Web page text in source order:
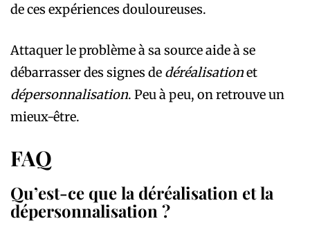
de ces expériences douloureuses.
Attaquer le problème à sa source aide à se
débarrasser des signes de déréalisationet
dépersonnalisation. Peu à peu, on retrouve un
mieux-être.
FAQ
Qu’est-ce que la déréalisation et la
dépersonnalisation ?